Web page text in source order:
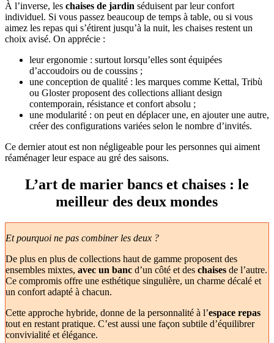
À l’inverse, les chaises de jardin séduisent par leur confort
individuel. Si vous passez beaucoup de temps à table, ou si vous
aimez les repas qui s’étirent jusqu’à la nuit, les chaises restent un
choix avisé. On apprécie :
leur ergonomie : surtout lorsqu’elles sont équipées
d’accoudoirs ou de coussins ;
une conception de qualité : les marques comme Kettal, Tribù
ou Gloster proposent des collections alliant design
contemporain, résistance et confort absolu ;
une modularité : on peut en déplacer une, en ajouter une autre,
créer des configurations variées selon le nombre d’invités.
Ce dernier atout est non négligeable pour les personnes qui aiment
réaménager leur espace au gré des saisons.
L’art de marier bancs et chaises : le
meilleur des deux mondes
Et pourquoi ne pas combiner les deux ?
De plus en plus de collections haut de gamme proposent des
ensembles mixtes, avec un banc d’un côté et des chaises de l’autre.
Ce compromis offre une esthétique singulière, un charme décalé et
un confort adapté à chacun.
Cette approche hybride, donne de la personnalité à l’espace repas
tout en restant pratique. C’est aussi une façon subtile d’équilibrer
convivialité et élégance.